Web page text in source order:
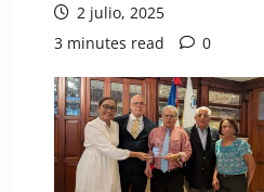
2 julio, 2025
3 minutes read
0